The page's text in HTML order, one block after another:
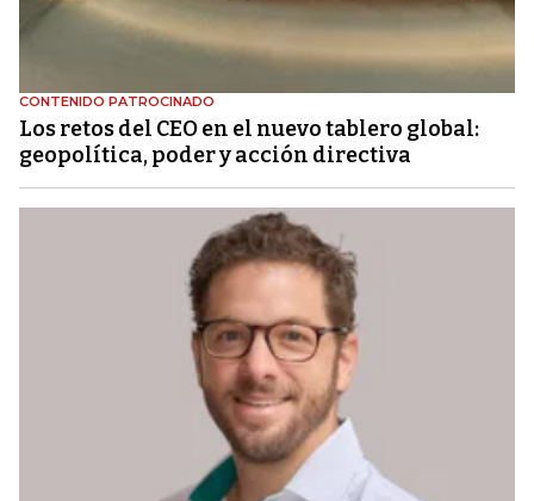
CONTENIDO PATROCINADO
Los retos del CEO en el nuevo tablero global:
geopolítica, poder y acción directiva